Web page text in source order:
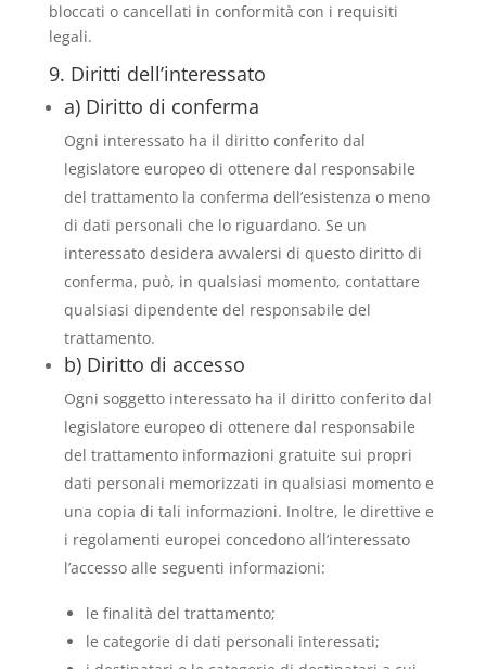
bloccati o cancellati in conformità con i requisiti
legali.
9. Diritti dell’interessato
a) Diritto di conferma
Ogni interessato ha il diritto conferito dal
legislatore europeo di ottenere dal responsabile
del trattamento la conferma dell’esistenza o meno
di dati personali che lo riguardano. Se un
interessato desidera avvalersi di questo diritto di
conferma, può, in qualsiasi momento, contattare
qualsiasi dipendente del responsabile del
trattamento.
b) Diritto di accesso
Ogni soggetto interessato ha il diritto conferito dal
legislatore europeo di ottenere dal responsabile
del trattamento informazioni gratuite sui propri
dati personali memorizzati in qualsiasi momento e
una copia di tali informazioni. Inoltre, le direttive e
i regolamenti europei concedono all’interessato
l’accesso alle seguenti informazioni:
le finalità del trattamento;
le categorie di dati personali interessati;